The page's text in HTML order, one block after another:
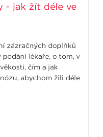
- jak žít déle ve
zázračných doplňků
podání lékaře, o tom, v
čím a jak
abychom žili déle